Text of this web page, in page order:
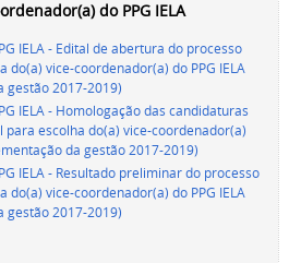
do PPG IELA
IELA - Edital de abertura do processo
do(a) vice-coordenador(a) do PPG IELA
gestão 2017-2019)
IELA - Homologação das candidaturas
escolha do(a) vice-coordenador(a)
da gestão 2017-2019)
IELA - Resultado preliminar do processo
do(a) vice-coordenador(a) do PPG IELA
gestão 2017-2019)